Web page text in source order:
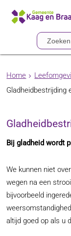
Home
Gladheidbestrijding
Bij gladheid wordt
We kunnen niet
wegen na een
bijvoorbeeld
altijd goed op als u